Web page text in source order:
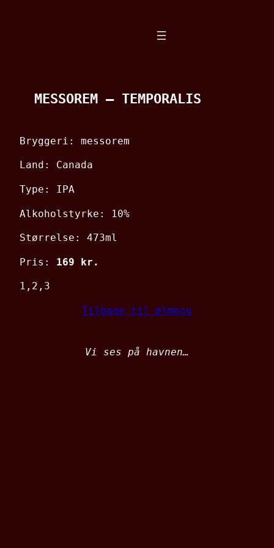
MESSOREM – TEMPORALIS
Bryggeri: messorem
Land: Canada
Type: IPA
Alkoholstyrke: 10%
Størrelse: 473ml
Pris: 169 kr.
1,2,3
Tilbage til ølmenu
Vi ses på havnen…